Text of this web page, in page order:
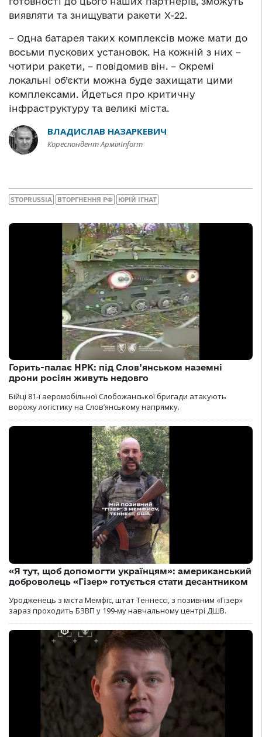
виявляти та знищувати ракети Х-22.
– Одна батарея таких комплексів може мати до
восьми пускових установок. На кожній з них –
чотири ракети, – повідомив він. – Окремі
локальні об’єкти можна буде захищати цими
комплексами. Йдеться про критичну
інфраструктуру та великі міста.
ВЛАДИСЛАВ НАЗАРКЕВИЧ
Кореспондент АрміяInform
STOPRUSSIA ВТОРГНЕННЯ РФ ЮРІЙ ІГНАТ
Горить-палає НРК: під Слов’янськом наземні
дрони росіян живуть недовго
Бійці 81-ї аеромобільної Слобожанської бригади атакують
ворожу логістику на Словʼянському напрямку.
«Я тут, щоб допомогти українцям»: американський
доброволець «Гізер» готується стати десантником
Уродженець з міста Мемфіс, штат Теннессі, з позивним «Гізер»
зараз проходить БЗВП у 199-му навчальному центрі ДШВ.